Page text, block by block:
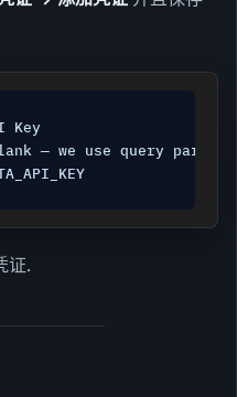
Key
— we use query params)
证.